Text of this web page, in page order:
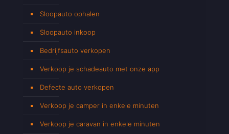
Sloopauto ophalen
Sloopauto inkoop
Bedrijfsauto verkopen
Verkoop je schadeauto met onze app
Defecte auto verkopen
Verkoop je camper in enkele minuten
Verkoop je caravan in enkele minuten